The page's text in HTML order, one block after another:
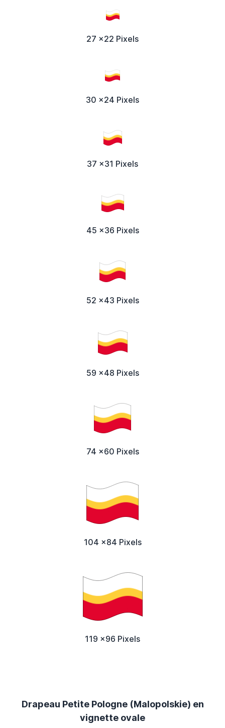
27 x22 Pixels
30 x24 Pixels
37 x31 Pixels
45 x36 Pixels
52 x43 Pixels
59 x48 Pixels
74 x60 Pixels
104 x84 Pixels
119 x96 Pixels
Drapeau Petite Pologne (Malopolskie) en
vignette ovale